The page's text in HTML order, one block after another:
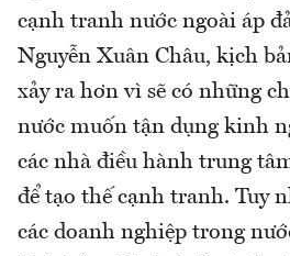
cạnh tranh nước ngoài áp
Nguyễn Xuân Châu, kịch
xảy ra hơn vì sẽ có những
nước muốn tận dụng kinh
các nhà điều hành trung
để tạo thế cạnh tranh. Tuy
các doanh nghiệp trong